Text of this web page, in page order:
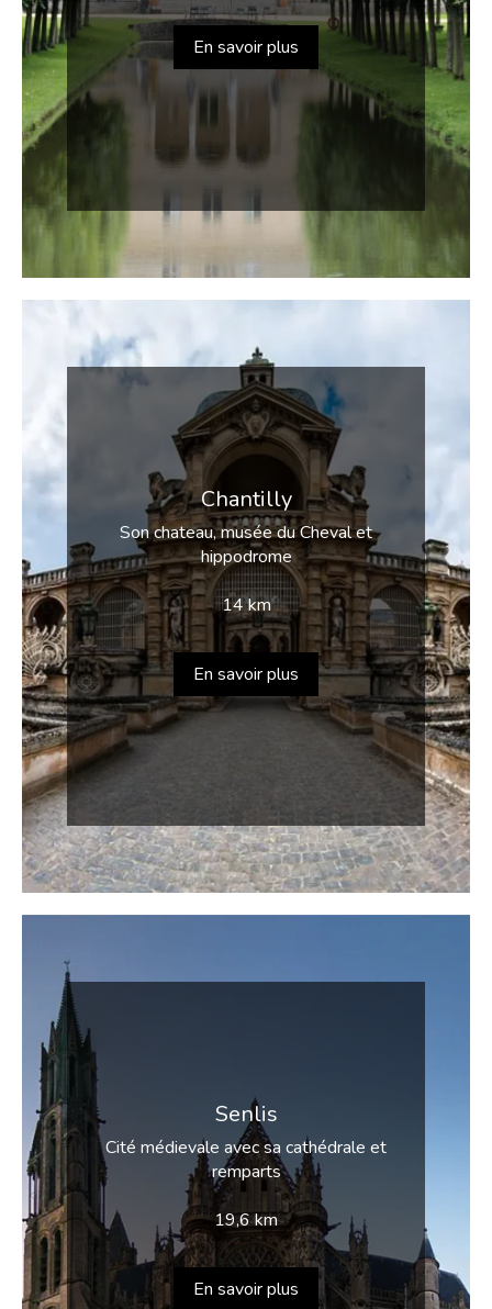
En savoir plus
Chantilly
Son chateau, musée du Cheval et
hippodrome
14 km
En savoir plus
Senlis
Cité médievale avec sa cathédrale et
remparts
19,6 km
En savoir plus